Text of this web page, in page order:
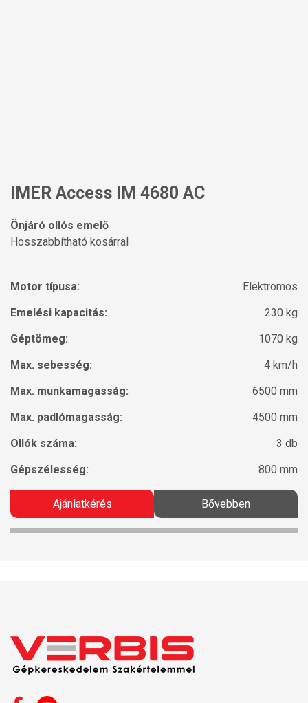
IMER Access IM 4680 AC
Önjáró ollós emelő
Hosszabbítható kosárral
Motor típusa:
Elektromos
Emelési kapacitás:
230 kg
Géptömeg:
1070 kg
Max. sebesség:
4 km/h
Max. munkamagasság:
6500 mm
Max. padlómagasság:
4500 mm
Ollók száma:
3 db
Gépszélesség:
800 mm
Ajánlatkérés Bővebben